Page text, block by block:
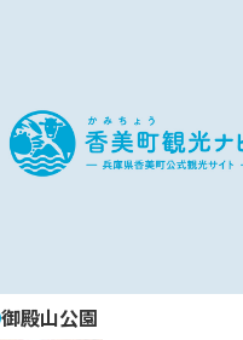
御殿山公園